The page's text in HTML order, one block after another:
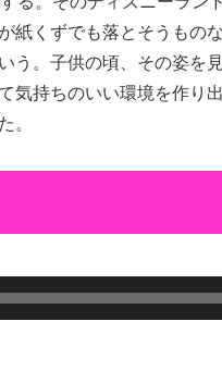
紙くずでも落とそうもの
う。子供の頃、その姿を
気持ちのいい環境を作り
。